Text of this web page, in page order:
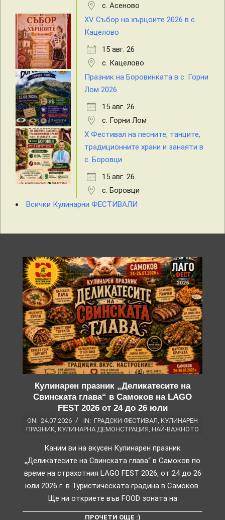
с. Асеново
XV Събор на хърцоите 2026 в с.
Кацелово
15 авг. 26
с. Кацелово
Празник на Боровинката в с. Горни
Лом 2026
15 авг. 26
с. Горни Лом
X Фестивал на песните, танците,
традиционните храни и занаяти в
с. Боровци
15 авг. 26
с. Боровци
Всички Кулинарни ФЕСТИВАЛИ
Кулинарен празник „Деликатесите на
Свинската глава“ в Самоков на LAGO
FEST 2026 от 24 до 26 юли
ON: 24.07.2026 IN: ГРАДСКИ ФЕСТИВАЛ, КУЛИНАРЕН
ПРАЗНИК, КУЛИНАРНА ДЕМОНСТРАЦИЯ, НАЙ-ВАЖНОТО
Каним ви на вкусен Кулинарен празник
„Деликатесите на Свинската глава“ в Самоков по
време на страхотния LAGO FEST 2026, от 24 до 26
юли 2026 г. в Туристическата градина в Самоков.
Ще ни откриете във FOOD зоната на
ПРОЧЕТИ ОЩЕ :)